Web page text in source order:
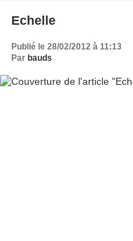
Echelle
Publié le 28/02/2012 à 11:13
Par bauds